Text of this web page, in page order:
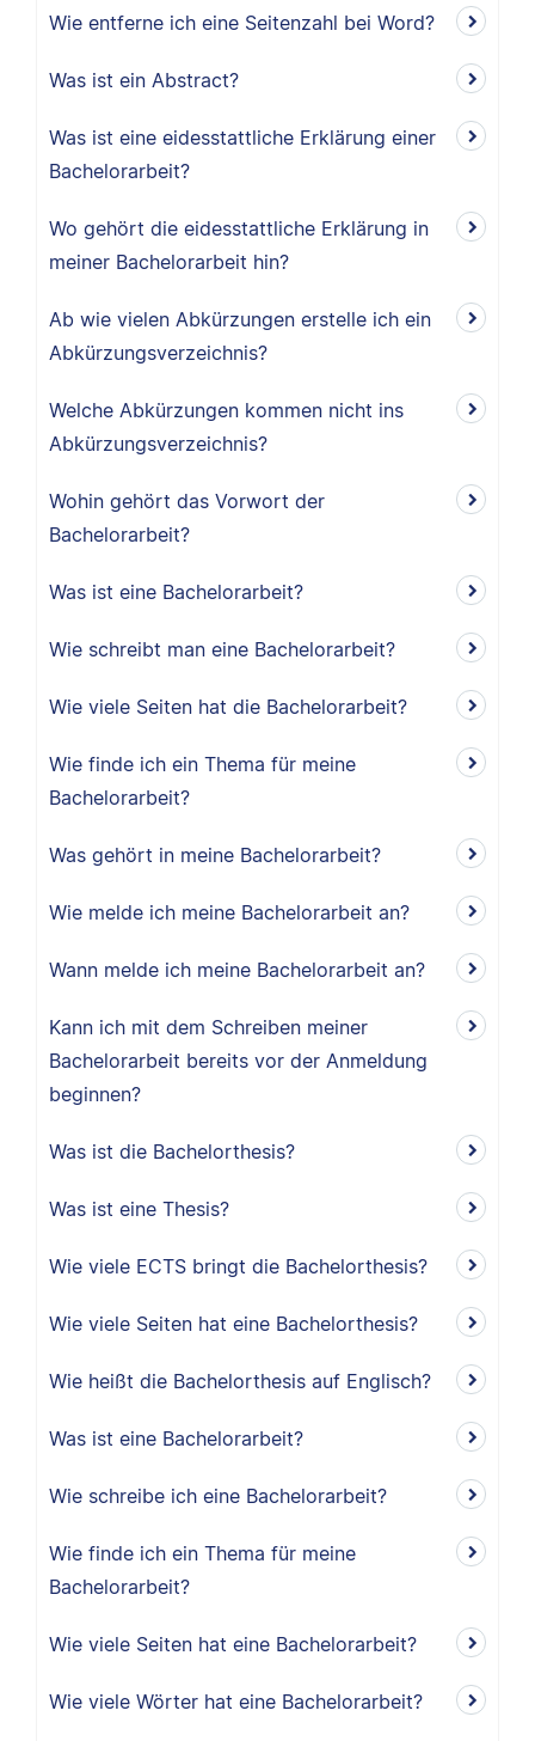
Wie entferne ich eine Seitenzahl bei Word?
Was ist ein Abstract?
Was ist eine eidesstattliche Erklärung einer
Bachelorarbeit?
Wo gehört die eidesstattliche Erklärung in
meiner Bachelorarbeit hin?
Ab wie vielen Abkürzungen erstelle ich ein
Abkürzungsverzeichnis?
Welche Abkürzungen kommen nicht ins
Abkürzungsverzeichnis?
Wohin gehört das Vorwort der
Bachelorarbeit?
Was ist eine Bachelorarbeit?
Wie schreibt man eine Bachelorarbeit?
Wie viele Seiten hat die Bachelorarbeit?
Wie finde ich ein Thema für meine
Bachelorarbeit?
Was gehört in meine Bachelorarbeit?
Wie melde ich meine Bachelorarbeit an?
Wann melde ich meine Bachelorarbeit an?
Kann ich mit dem Schreiben meiner
Bachelorarbeit bereits vor der Anmeldung
beginnen?
Was ist die Bachelorthesis?
Was ist eine Thesis?
Wie viele ECTS bringt die Bachelorthesis?
Wie viele Seiten hat eine Bachelorthesis?
Wie heißt die Bachelorthesis auf Englisch?
Was ist eine Bachelorarbeit?
Wie schreibe ich eine Bachelorarbeit?
Wie finde ich ein Thema für meine
Bachelorarbeit?
Wie viele Seiten hat eine Bachelorarbeit?
Wie viele Wörter hat eine Bachelorarbeit?